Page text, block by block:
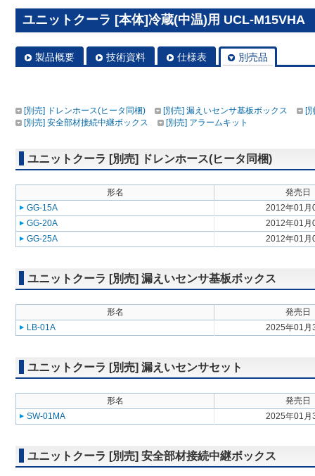
ユニットクーラ [本体]冷蔵(中温)用 UCL-M15VHA
製品概要 技術資料 仕様表 別売品
[別売] ドレンホース(ヒータ同梱) [別売] 漏えいセンサ基板ボックス
[
[別売] 安全部材接続中継ボックス
[別売] アラームキット
ユニットクーラ [別売] ドレンホース(ヒータ同梱)
形名
発売日
GG-15A
2012年01月
GG-20A
2012年01月
GG-25A
2012年01月
ユニットクーラ [別売] 漏えいセンサ基板ボックス
形名
発売日
LB-01A
2025年01月
ユニットクーラ [別売] 漏えいセンサセット
形名
発売日
SW-01MA
2025年01月
ユニットクーラ [別売] 安全部材接続中継ボックス